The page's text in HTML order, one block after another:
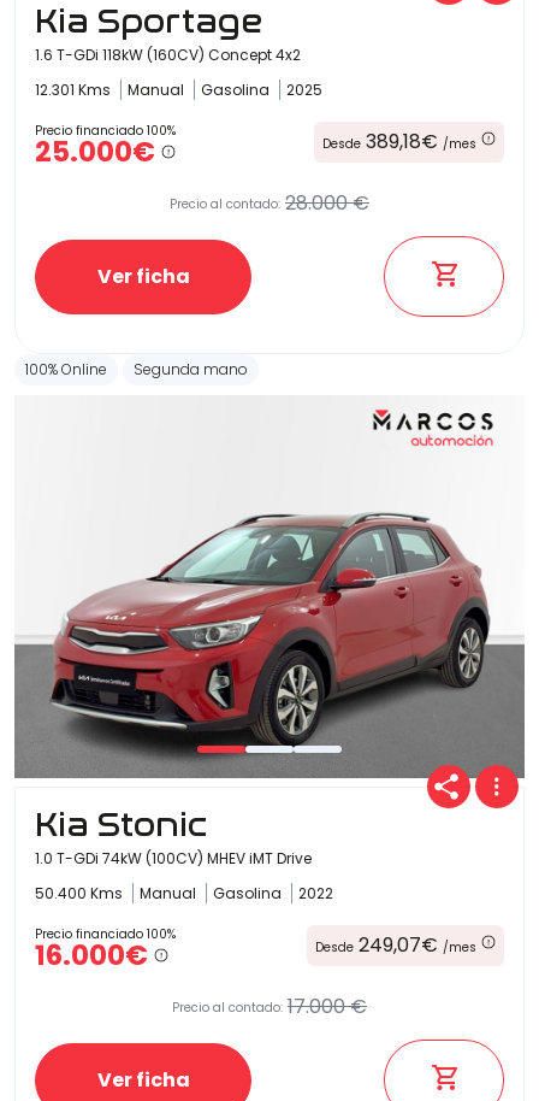
Kia Sportage
1.6 T-GDi 118kW (160CV) Concept 4x2
12.301 Kms
Manual Gasolina 2025
Precio financiado 100%
25.000€ Desde 389,18€ /mes
Precio al contado: 28.000 €
Ver ficha
100% Online Segunda mano
Kia Stonic
1.0 T-GDi 74kW (100CV) MHEV iMT Drive
50.400 Kms
Manual Gasolina 2022
Precio financiado 100%
16.000€ Desde 249,07€ /mes
Precio al contado: 17.000 €
Ver ficha